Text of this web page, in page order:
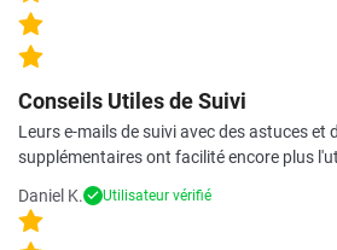
Conseils Utiles de Suivi
Leurs e-mails de suivi avec des astuces et
supplémentaires ont facilité encore plus
Daniel K.
Utilisateur vérifié